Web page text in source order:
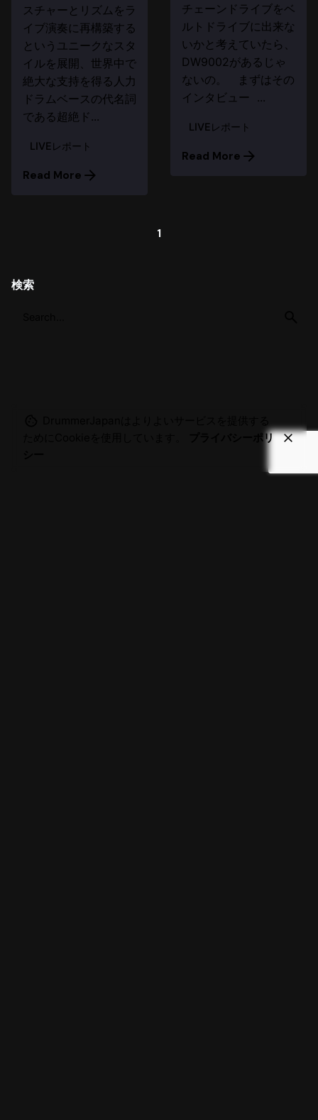
スチャーとリズムをラ
イブ演奏に再構築する
というユニークなスタ
イルを展開、世界中で
絶大な支持を得る人力
ドラムベースの代名詞
である超絶ド...
LIVEレポート
Read More
チェーンドライブをベ
ルトドライブに出来な
いかと考えていたら、
DW9002があるじゃ
ないの。 まずはその
インタビュー ...
LIVEレポート
Read More
1
検索
プライバシーポリ